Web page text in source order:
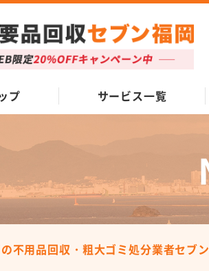
プ サービス一覧
不用品回収・粗大ゴミ処分業者セブン